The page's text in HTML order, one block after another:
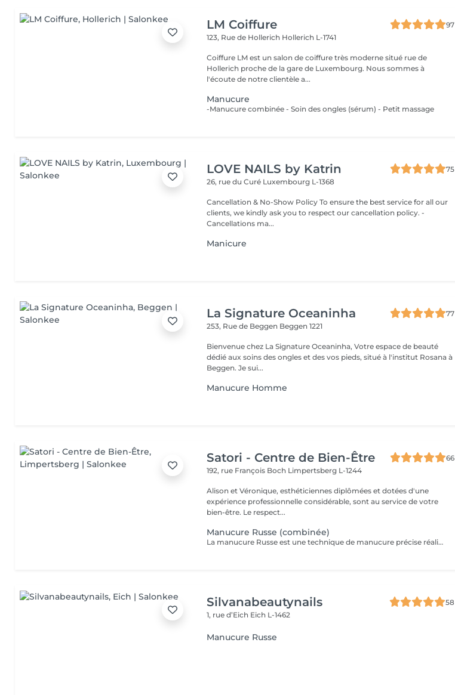
LM Coiffure
97
123, Rue de Hollerich Hollerich L-1741
Coiffure LM est un salon de coiffure très moderne situé rue de
Hollerich proche de la gare de Luxembourg. Nous sommes à
l'écoute de notre clientèle a...
Manucure
-Manucure combinée - Soin des ongles (sérum) - Petit massage
LOVE NAILS by Katrin
75
26, rue du Curé Luxembourg L-1368
Cancellation & No-Show Policy To ensure the best service for all our
clients, we kindly ask you to respect our cancellation policy. -
Cancellations ma...
Manicure
La Signature Oceaninha
77
253, Rue de Beggen Beggen 1221
Bienvenue chez La Signature Oceaninha, Votre espace de beauté
dédié aux soins des ongles et des vos pieds, situé à l'institut Rosana à
Beggen. Je sui...
Manucure Homme
Satori - Centre de Bien-Être
66
192, rue François Boch Limpertsberg L-1244
Alison et Véronique, esthéticiennes diplômées et dotées d'une
expérience professionnelle considérable, sont au service de votre
bien-être. Le respect...
Manucure Russe (combinée)
La manucure Russe est une technique de manucure précise réalisée à l'aide d'embouts adaptés pour nettoyer en profondeur les cuticules et le contour des ongles. Elle permet un rendu ultra net, propre et une finition impeccable. Idéale avant une pose de vernis semi-permanent ou gel.
Silvanabeautynails
58
1, rue d’Eich Eich L-1462
Manucure Russe